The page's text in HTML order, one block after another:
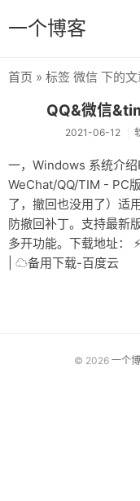
一个博客
首页 » 标签 微信 下的
QQ&微信
2021-06-12
一，Windows 系统介
WeChat/QQ/TIM - PC
了，撤回也没用了）适
防撤回补丁。支持最新
多开功能。下载地址：
| ☁备用下载-百度云
© 2026 一个